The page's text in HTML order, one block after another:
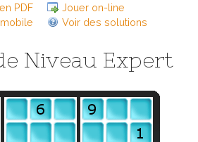
PDF
Jouer on-line
Voir des solutions
Niveau Expert